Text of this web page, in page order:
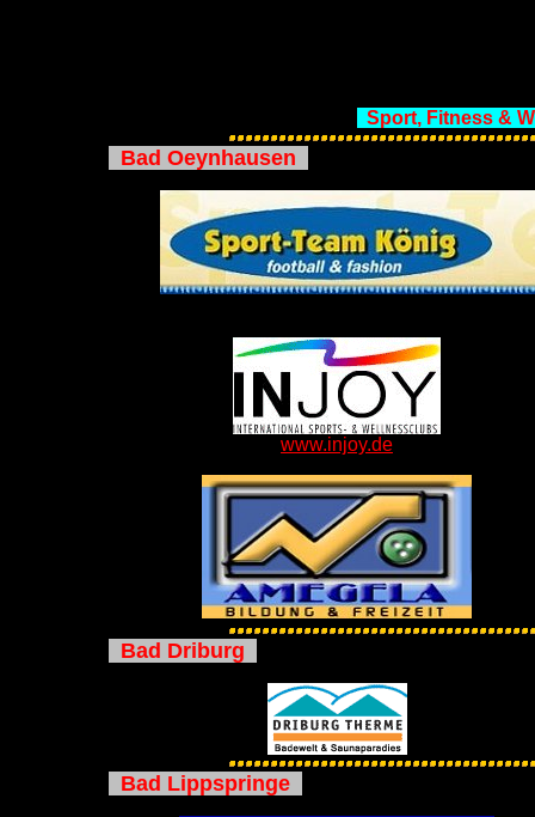
Sport, Fitness &
Bad Oeynhausen
www.injoy.de
Bad Driburg
Bad Lippspringe